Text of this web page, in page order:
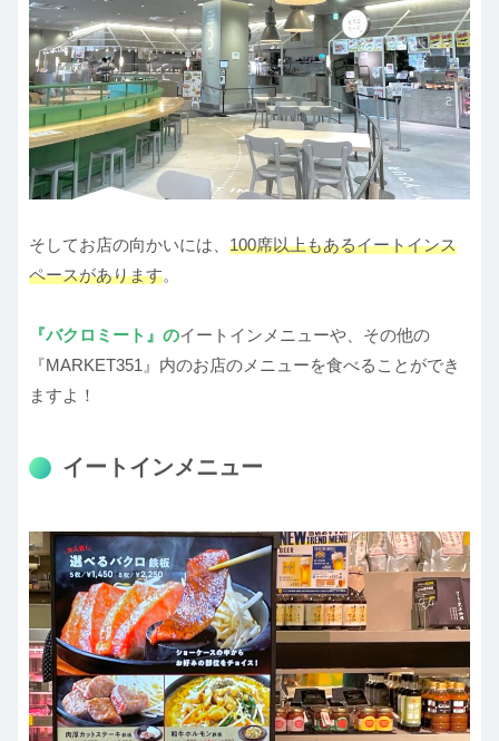
そしてお店の向かいには、 100席以上もあるイートインス
ペースがあります。
『バクロミート』 のイートインメニューや、その他の
『MARKET351』内のお店のメニューを食べることができ
ますよ！
イートインメニュー